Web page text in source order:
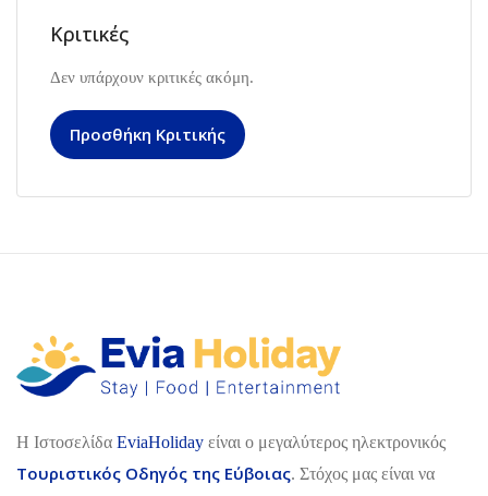
Κριτικές
Δεν υπάρχουν κριτικές ακόμη.
Προσθήκη Κριτικής
H Ιστοσελίδα EviaHoliday είναι ο μεγαλύτερος ηλεκτρονικός
Τουριστικός Οδηγός της Εύβοιας. Στόχος μας είναι να